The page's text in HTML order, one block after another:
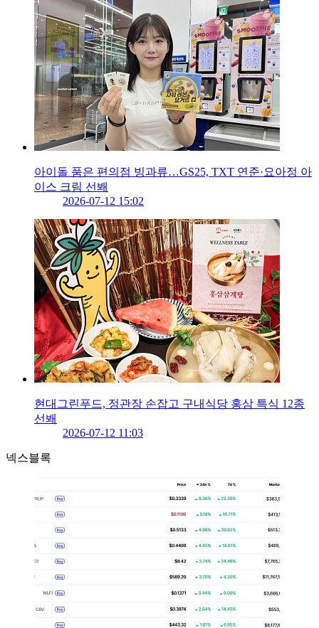
아이돌 품은 편의점 빙과류…GS25, TXT 연준·요아정 아
이스 크림 선봬
2026-07-12 15:02
현대그린푸드, 정관장 손잡고 구내식당 홍삼 특식 12종
선봬
2026-07-12 11:03
넥스블록